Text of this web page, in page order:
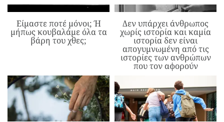
Είμαστε ποτέ μόνοι; Ή
μήπως κουβαλάμε όλα τα
βάρη του χθες;
Δεν υπάρχει άνθρωπος
χωρίς ιστορία και καμία
ιστορία δεν είναι
απογυμνωμένη από τις
ιστορίες των ανθρώπων
που τον αφορούν